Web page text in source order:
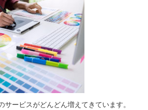
サービスがどんどん増えてきています。